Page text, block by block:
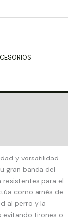
y versatilidad.
gran banda del
resistentes para el
como arnés de
al perro y la
evitando tirones o